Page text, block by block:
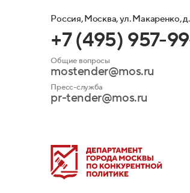
Россия, Москва, ул. Макаренко, д.
+7 (495) 957-
Общие вопросы
mostender@mos.ru
Пресс-служба
pr-tender@mos.ru